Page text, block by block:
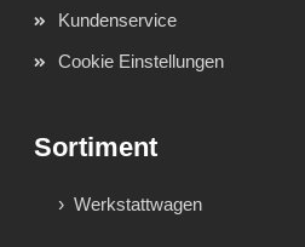
Kundenservice
Cookie Einstellungen
Sortiment
Werkstattwagen